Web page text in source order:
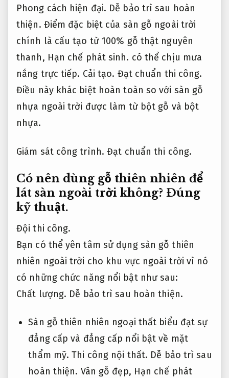
Phong cách hiện đại. Dễ bảo trì sau hoàn
thiện. Điểm đặc biệt của sàn gỗ ngoài trời
chính là cấu tạo từ 100% gỗ thật nguyên
thanh, Hạn chế phát sinh. có thể chịu mưa
nắng trực tiếp. Cải tạo. Đạt chuẩn thi công.
Điều này khác biệt hoàn toàn so với sàn gỗ
nhựa ngoài trời được làm từ bột gỗ và bột
nhựa.
Giám sát công trình. Đạt chuẩn thi công.
Có nên dùng gỗ thiên nhiên để
lát sàn ngoài trời không? Đúng
kỹ thuật.
Đội thi công.
Bạn có thể yên tâm sử dụng sàn gỗ thiên
nhiên ngoài trời cho khu vực ngoài trời vì nó
có những chức năng nổi bật như sau:
Chất lượng. Dễ bảo trì sau hoàn thiện.
Sàn gỗ thiên nhiên ngoại thất biểu đạt sự
đẳng cấp và đẳng cấp nổi bật về mặt
thẩm mỹ.Thi công nội thất. Dễ bảo trì sau
hoàn thiện. Vân gỗ đẹp, Hạn chế phát